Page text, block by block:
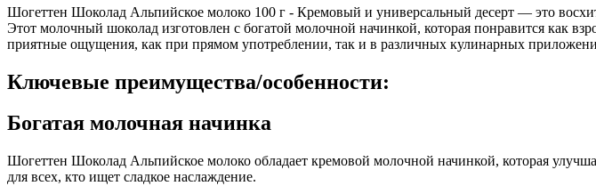
Шогеттен Шоколад Альпийское молоко 100 г - Кремовый и универсальный десерт — это
Этот молочный шоколад изготовлен с богатой молочной начинкой, которая понравится как
приятные ощущения, как при прямом употреблении, так и в различных кулинарных
Ключевые преимущества/особенности:
Богатая молочная начинка
Шогеттен Шоколад Альпийское молоко обладает кремовой молочной начинкой, которая
для всех, кто ищет сладкое наслаждение.